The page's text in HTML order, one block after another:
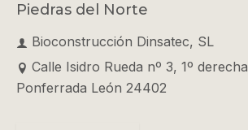
Piedras del Norte
Bioconstrucción Dinsatec, SL
Calle Isidro Rueda nº 3, 1º derecha
Ponferrada León 24402